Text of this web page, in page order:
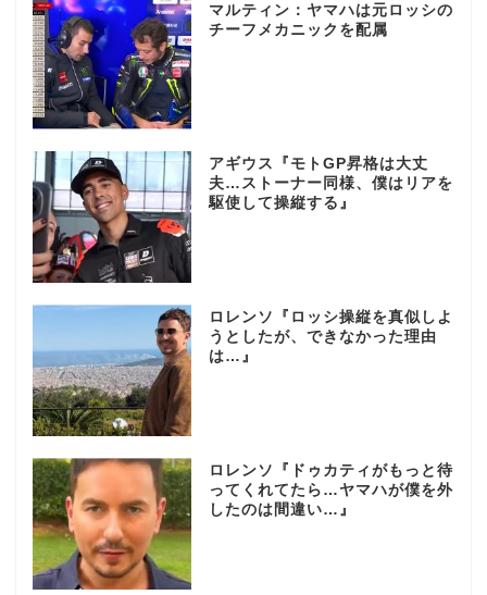
マルティン：ヤマハは元ロッシの
チーフメカニックを配属
アギウス『モトGP昇格は大丈
夫…ストーナー同様、僕はリアを
駆使して操縦する』
ロレンソ『ロッシ操縦を真似しよ
うとしたが、できなかった理由
は…』
ロレンソ『ドゥカティがもっと待
ってくれてたら…ヤマハが僕を外
したのは間違い…』